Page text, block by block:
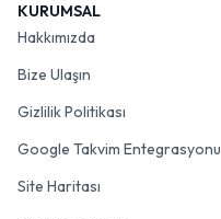
KURUMSAL
Hakkımızda
Bize Ulaşın
Gizlilik Politikası
Google Takvim Entegrasyonu
Site Haritası